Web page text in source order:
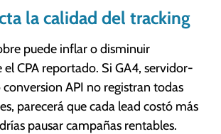
la calidad del tracking
puede inflar o disminuir
CPA reportado. Si GA4, servidor-
API no registran todas
parecerá que cada lead costó más
pausar campañas rentables.